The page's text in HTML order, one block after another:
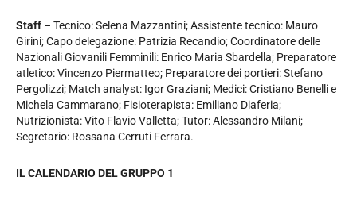
Staff – Tecnico: Selena Mazzantini; Assistente tecnico: Mauro
Girini; Capo delegazione: Patrizia Recandio; Coordinatore delle
Nazionali Giovanili Femminili: Enrico Maria Sbardella; Preparatore
atletico: Vincenzo Piermatteo; Preparatore dei portieri: Stefano
Pergolizzi; Match analyst: Igor Graziani; Medici: Cristiano Benelli e
Michela Cammarano; Fisioterapista: Emiliano Diaferia;
Nutrizionista: Vito Flavio Valletta; Tutor: Alessandro Milani;
Segretario: Rossana Cerruti Ferrara.
IL CALENDARIO DEL GRUPPO 1